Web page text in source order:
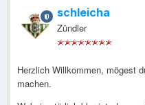
schleicha
Zündler
Herzlich Willkommen, mögest
machen.